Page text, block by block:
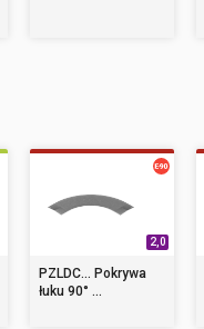
2,0
PZLDC... Pokrywa
łuku 90° ...